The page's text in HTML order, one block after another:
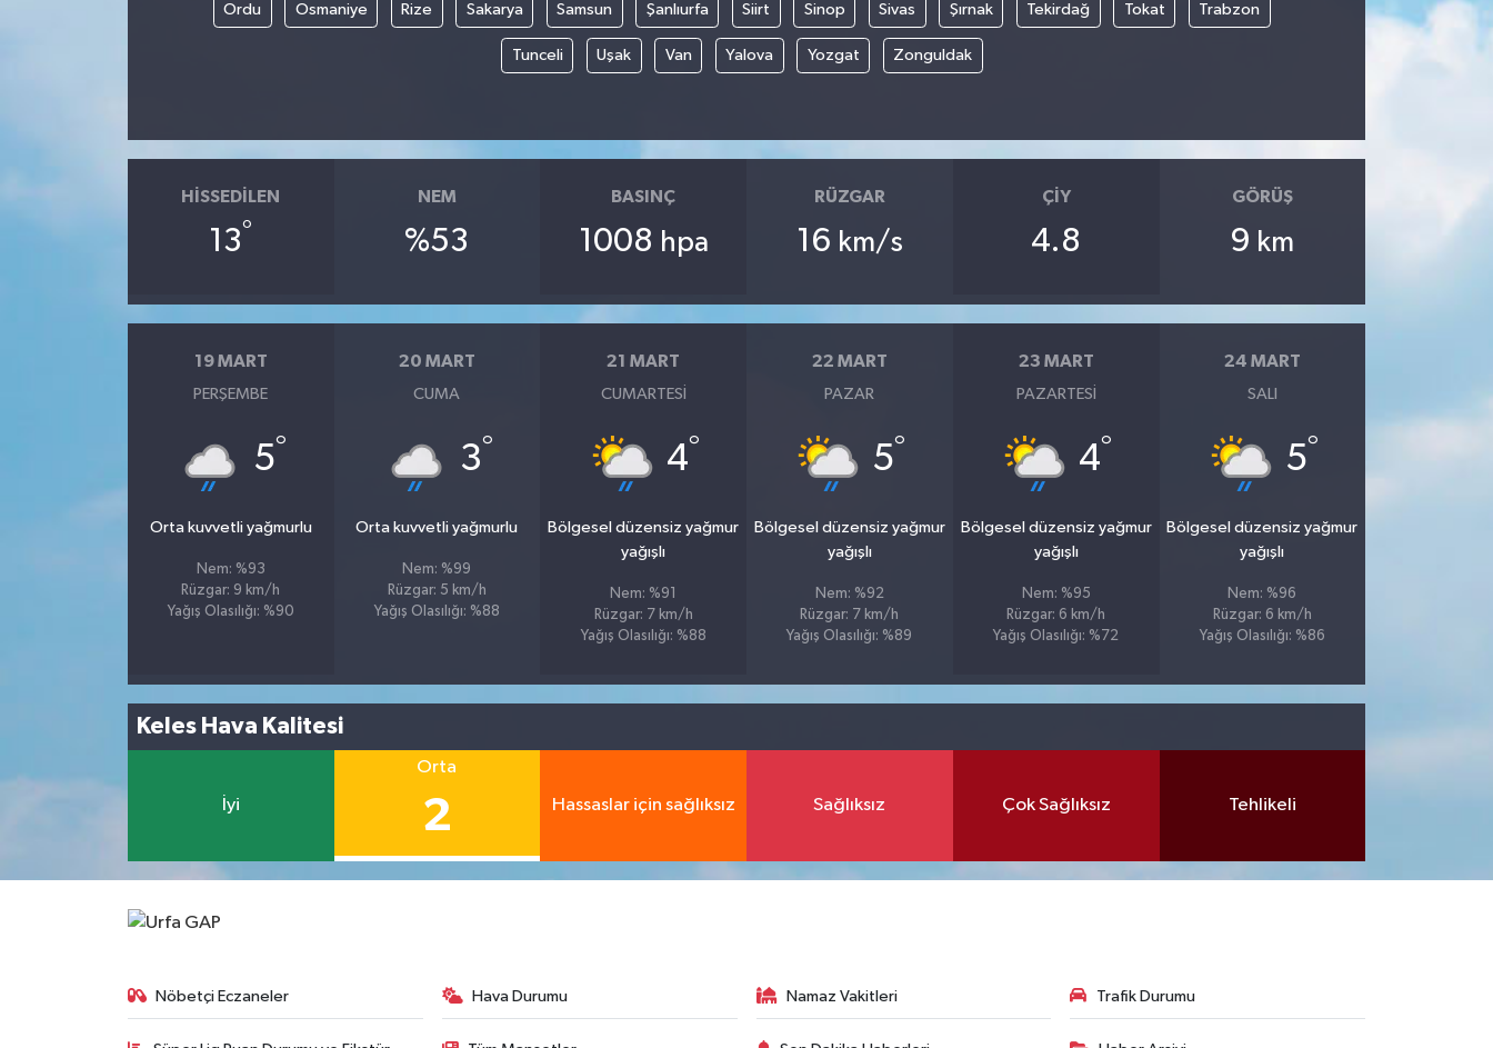
Ordu Osmaniye Rize Sakarya Samsun Şanlıurfa Siirt Sinop Sivas Şırnak Tekirdağ Tokat Trabzon
Tunceli Uşak Van Yalova Yozgat Zonguldak
HISSEDILEN
13°
NEM
%53
BASINÇ
1008 hpa
RÜZGAR
16 km/s
ÇIY
4.8
GÖRÜŞ
9 km
19 MART
PERŞEMBE
5°
Orta kuvvetli yağmurlu
Nem: %93
Rüzgar: 9 km/h
Yağış Olasılığı: %90
20 MART
CUMA
3°
Orta kuvvetli yağmurlu
Nem: %99
Rüzgar: 5 km/h
Yağış Olasılığı: %88
21 MART
CUMARTESI
4°
Bölgesel düzensiz yağmur
yağışlı
Nem: %91
Rüzgar: 7 km/h
Yağış Olasılığı: %88
22 MART
PAZAR
5°
Bölgesel düzensiz yağmur
yağışlı
Nem: %92
Rüzgar: 7 km/h
Yağış Olasılığı: %89
23 MART
PAZARTESI
4°
Bölgesel düzensiz yağmur
yağışlı
Nem: %95
Rüzgar: 6 km/h
Yağış Olasılığı: %72
24 MART
SALI
5°
Bölgesel düzensiz yağmur
yağışlı
Nem: %96
Rüzgar: 6 km/h
Yağış Olasılığı: %86
Keles Hava Kalitesi
İyi
Orta
2 Hassaslar için sağlıksız Sağlıksız Çok Sağlıksız Tehlikeli
Nöbetçi Eczaneler Hava Durumu Namaz Vakitleri Trafik Durumu